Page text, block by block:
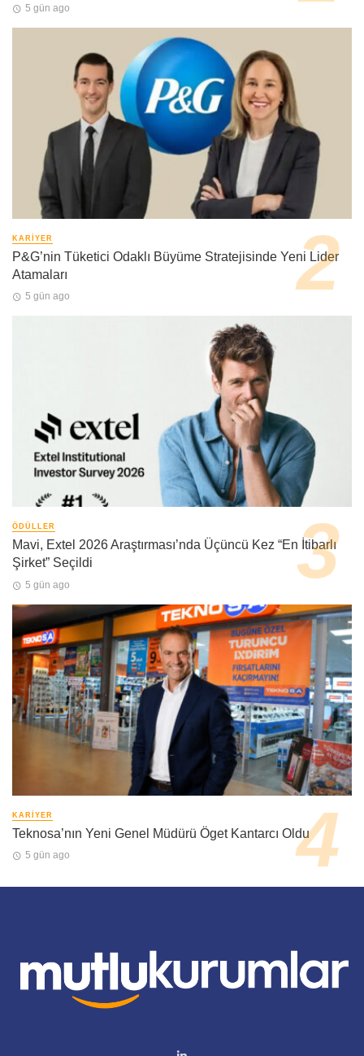
5 gün ago
KARIYER
P&G’nin Tüketici Odaklı Büyüme Stratejisinde Yeni Lider
Atamaları
5 gün ago
ÖDÜLLER
Mavi, Extel 2026 Araştırması’nda Üçüncü Kez “En İtibarlı
Şirket” Seçildi
5 gün ago
KARIYER
Teknosa’nın Yeni Genel Müdürü Öget Kantarcı Oldu
5 gün ago